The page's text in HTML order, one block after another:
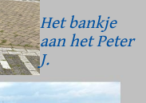
Het bankje
aan het Peter
J.